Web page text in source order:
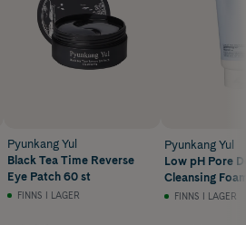
Pyunkang Yul
Black Tea Time Reverse
Eye Patch 60 st
FINNS I LAGER
Pyunkang Yul
Low pH Pore
Cleansing
FINNS I LAGER